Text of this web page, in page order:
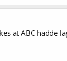
at ABC hadde